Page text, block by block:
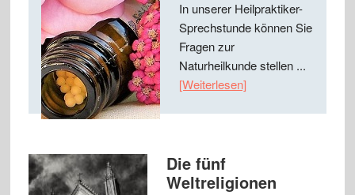
In unserer Heilpraktiker-
Sprechstunde können Sie
Fragen zur
Naturheilkunde stellen ...
[Weiterlesen]
Die fünf
Weltreligionen